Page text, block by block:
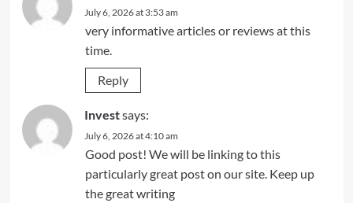
July 6, 2026 at 3:53 am
very informative articles or reviews at this
time.
Reply
Investsays:
July 6, 2026 at 4:10 am
Good post! We will be linking to this
particularly great post on our site. Keep up
the great writing